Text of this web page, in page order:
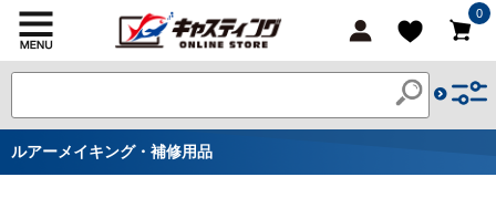
0
ルアーメイキング・補修用品